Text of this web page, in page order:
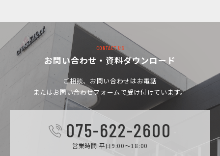
CONTACT US
お問い合わせ・資料ダウンロード
ご相談、お問い合わせはお電話
またはお問い合わせフォームで受け付けています。
075-622-2600
営業時間 平日9:00～18:00